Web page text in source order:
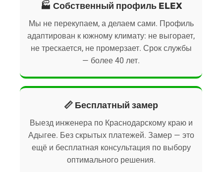
🏭 Собственный профиль ELEX
Мы не перекупаем, а делаем сами. Профиль
адаптирован к южному климату: не выгорает,
не трескается, не промерзает. Срок службы
— более 40 лет.
📏 Бесплатный замер
Выезд инженера по Краснодарскому краю и
Адыгее. Без скрытых платежей. Замер — это
ещё и бесплатная консультация по выбору
оптимального решения.